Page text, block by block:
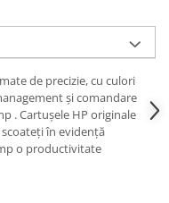
de precizie, cu culori
şi comandare
. Cartuşele HP originale
în evidenţă
o productivitate